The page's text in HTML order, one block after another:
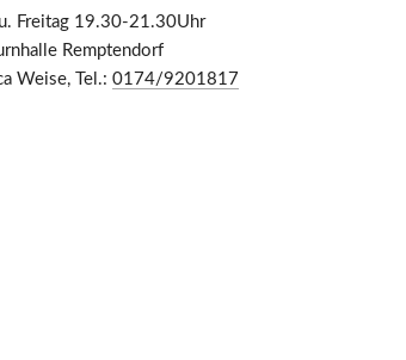
Freitag 19.30-21.30Uhr
Remptendorf
Weise, Tel.: 0174/9201817